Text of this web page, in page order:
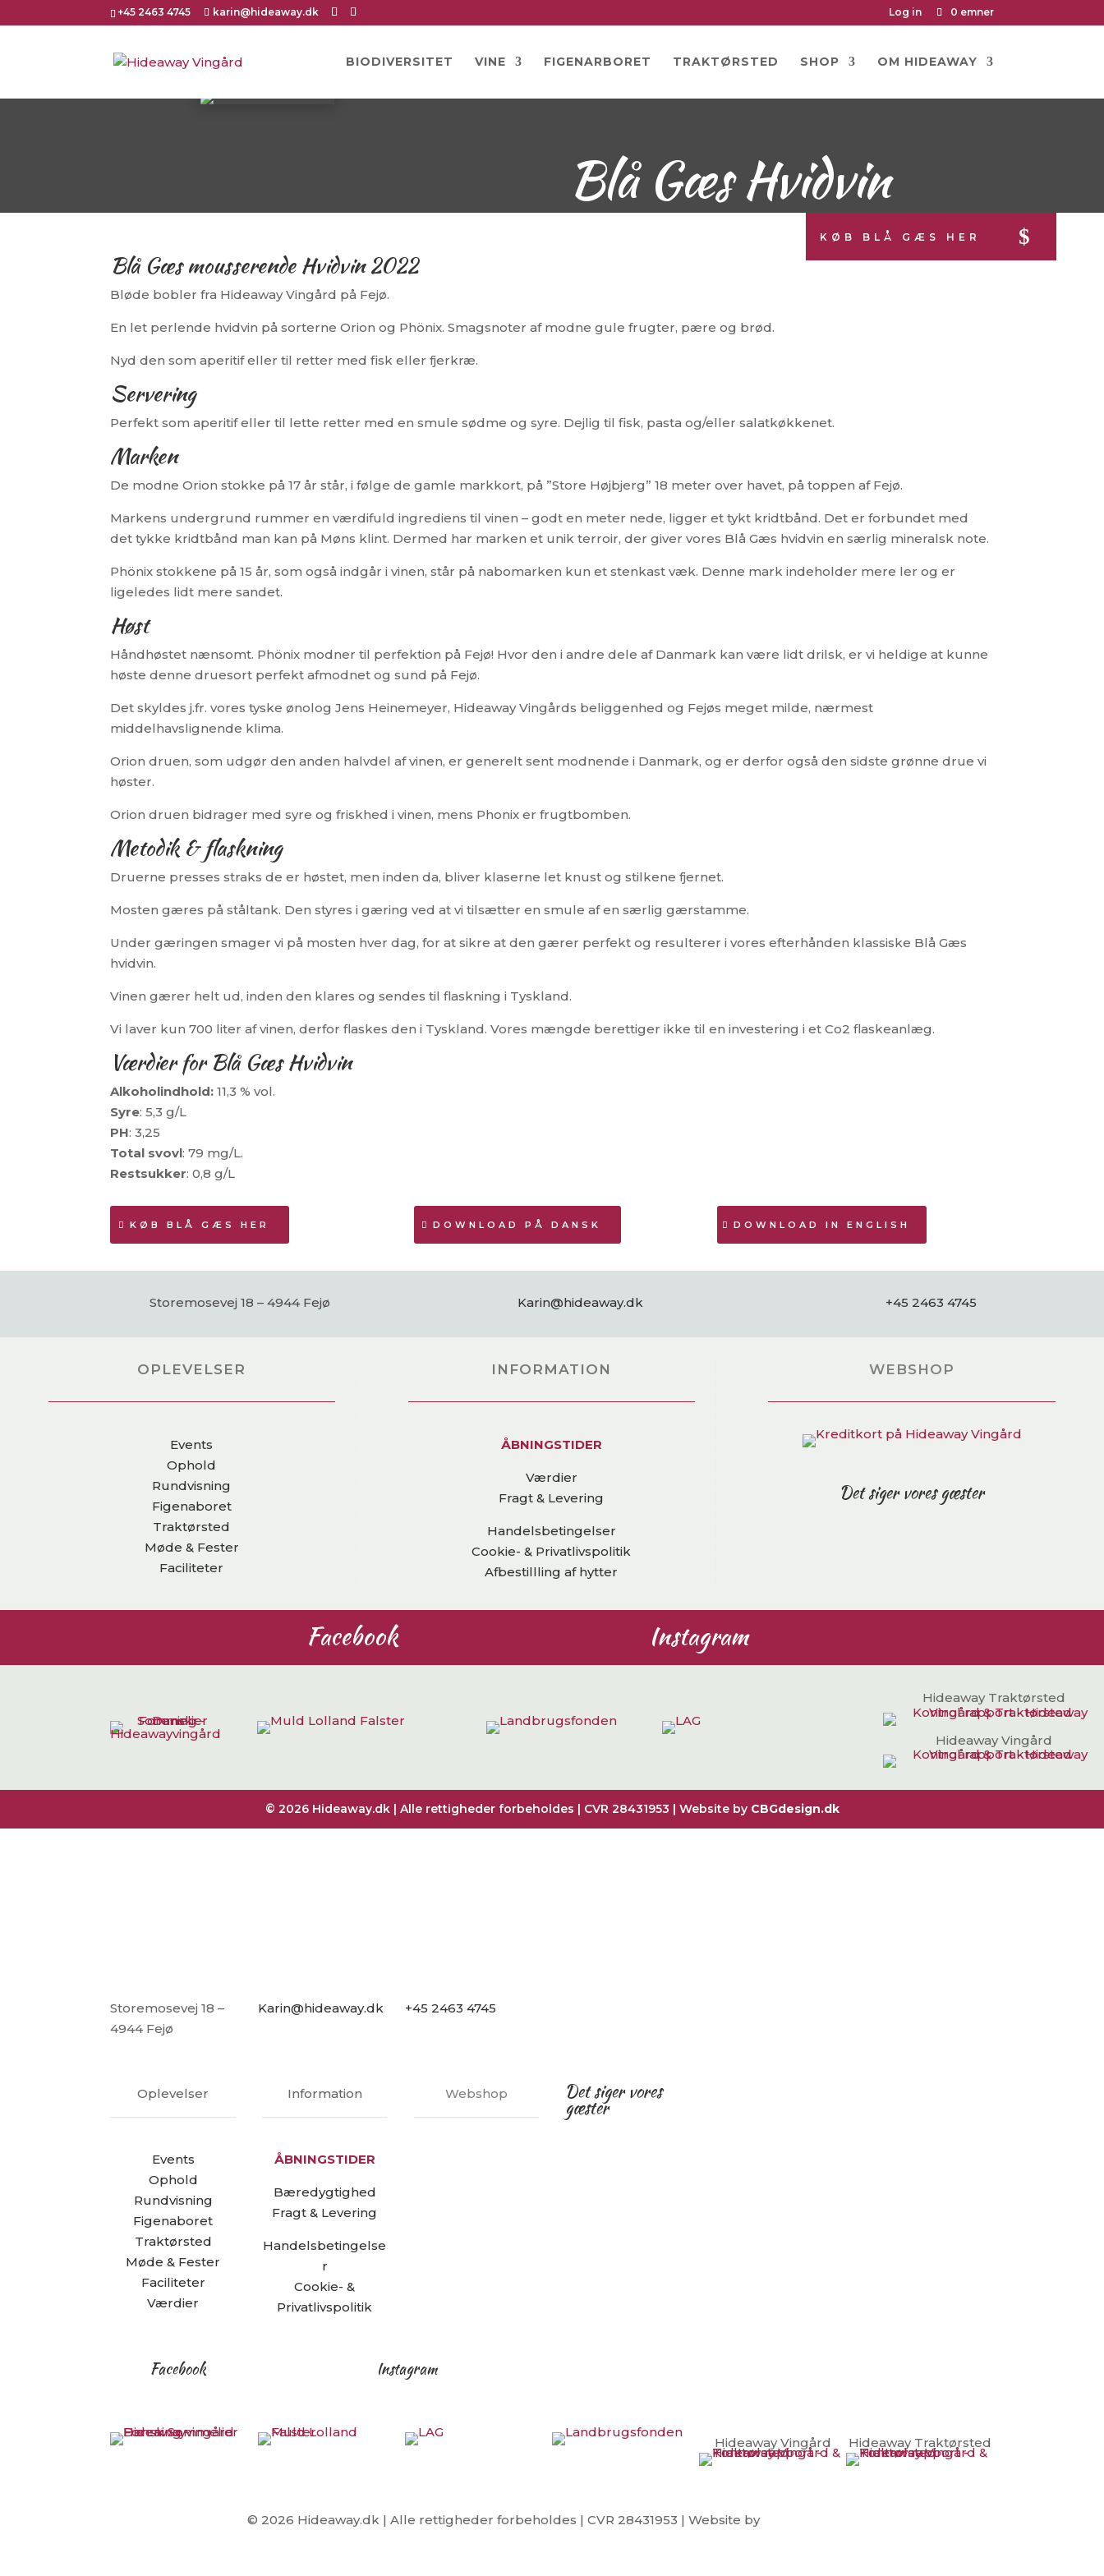
+45 2463 4745 karin@hideaway.dk Log in 0 emner
BIODIVERSITET VINE FIGENARBORET TRAKTØRSTED SHOP OM HIDEAWAY
Blå Gæs Hvidvin
KØB BLÅ GÆS HER
Blå Gæs mousserende Hvidvin 2022
Bløde bobler fra Hideaway Vingård på Fejø.
En let perlende hvidvin på sorterne Orion og Phönix. Smagsnoter af modne gule frugter, pære og brød.
Nyd den som aperitif eller til retter med fisk eller fjerkræ.
Servering
Perfekt som aperitif eller til lette retter med en smule sødme og syre. Dejlig til fisk, pasta og/eller salatkøkkenet.
Marken
De modne Orion stokke på 17 år står, i følge de gamle markkort, på ”Store Højbjerg” 18 meter over havet, på toppen af Fejø.
Markens undergrund rummer en værdifuld ingrediens til vinen – godt en meter nede, ligger et tykt kridtbånd. Det er forbundet med
det tykke kridtbånd man kan på Møns klint. Dermed har marken et unik terroir, der giver vores Blå Gæs hvidvin en særlig mineralsk note.
Phönix stokkene på 15 år, som også indgår i vinen, står på nabomarken kun et stenkast væk. Denne mark indeholder mere ler og er
ligeledes lidt mere sandet.
Høst
Håndhøstet nænsomt. Phönix modner til perfektion på Fejø! Hvor den i andre dele af Danmark kan være lidt drilsk, er vi heldige at kunne
høste denne druesort perfekt afmodnet og sund på Fejø.
Det skyldes j.fr. vores tyske ønolog Jens Heinemeyer, Hideaway Vingårds beliggenhed og Fejøs meget milde, nærmest
middelhavslignende klima.
Orion druen, som udgør den anden halvdel af vinen, er generelt sent modnende i Danmark, og er derfor også den sidste grønne drue vi
høster.
Orion druen bidrager med syre og friskhed i vinen, mens Phonix er frugtbomben.
Metodik & flaskning
Druerne presses straks de er høstet, men inden da, bliver klaserne let knust og stilkene fjernet.
Mosten gæres på ståltank. Den styres i gæring ved at vi tilsætter en smule af en særlig gærstamme.
Under gæringen smager vi på mosten hver dag, for at sikre at den gærer perfekt og resulterer i vores efterhånden klassiske Blå Gæs
hvidvin.
Vinen gærer helt ud, inden den klares og sendes til flaskning i Tyskland.
Vi laver kun 700 liter af vinen, derfor flaskes den i Tyskland. Vores mængde berettiger ikke til en investering i et Co2 flaskeanlæg.
Værdier for Blå Gæs Hvidvin
Alkoholindhold: 11,3 % vol.
Syre: 5,3 g/L
PH: 3,25
Total svovl: 79 mg/L.
Restsukker: 0,8 g/L
KØB BLÅ GÆS HER DOWNLOAD PÅ DANSK DOWNLOAD IN ENGLISH
Storemosevej 18 – 4944 Fejø Karin@hideaway.dk +45 2463 4745
OPLEVELSER
Events
Ophold
Rundvisning
Figenaboret
Traktørsted
Møde & Fester
Faciliteter
INFORMATION
ÅBNINGSTIDER
Værdier
Fragt & Levering
Handelsbetingelser
Cookie- & Privatlivspolitik
Afbestillling af hytter
WEBSHOP
Det siger vores gæster
Facebook Instagram
Hideaway Traktørsted
Hideaway Vingård
© 2026 Hideaway.dk | Alle rettigheder forbeholdes | CVR 28431953 | Website by CBGdesign.dk
Storemosevej 18 –
4944 Fejø
Karin@hideaway.dk +45 2463 4745
Oplevelser
Events
Ophold
Rundvisning
Figenaboret
Traktørsted
Møde & Fester
Faciliteter
Værdier
Information
ÅBNINGSTIDER
Bæredygtighed
Fragt & Levering
Handelsbetingelse
r
Cookie- &
Privatlivspolitik
Webshop Det siger vores
gæster
Facebook Instagram
Hideaway Vingård Hideaway Traktørsted
© 2026 Hideaway.dk | Alle rettigheder forbeholdes | CVR 28431953 | Website by